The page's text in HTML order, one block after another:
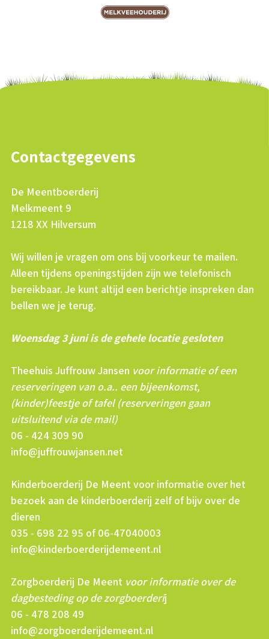
Contactgegevens
De Meentboerderij
Melkmeent 9
1218 XX Hilversum
Wij willen je vragen om ons bij voorkeur te mailen.
Alleen tijdens openingstijden zijn we telefonisch
bereikbaar. Je kunt altijd een berichtje inspreken dan
bellen we je terug.
Woensdag 3 juni is de gehele locatie gesloten
Theehuis Juffrouw Jansen voor informatie of een
reserveringen van o.a.. een bijeenkomst,
(kinder)feestje of tafel (reserveringen gaan
uitsluitend via de mail)
06 - 424 309 90
info@juffrouwjansen.net
Kinderboerderij De Meent voor informatie over het
bezoek aan de kinderboerderij zelf of bijv over de
dieren
035 - 698 22 95 of 06-47040003
info@kinderboerderijdemeent.nl
Zorgboerderij De Meent voor informatie over de
dagbesteding op de zorgboerderij
06 - 478 208 49
info@zorgboerderijdemeent.nl